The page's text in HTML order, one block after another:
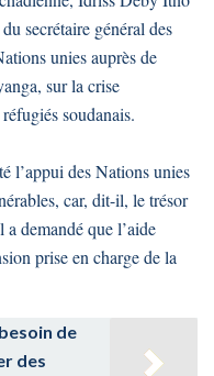
secrétaire général des
unies auprès de
sur la crise
soudanais.
l’appui des Nations unies
car, dit-il, le trésor
demandé que l’aide
prise en charge de la
de
des